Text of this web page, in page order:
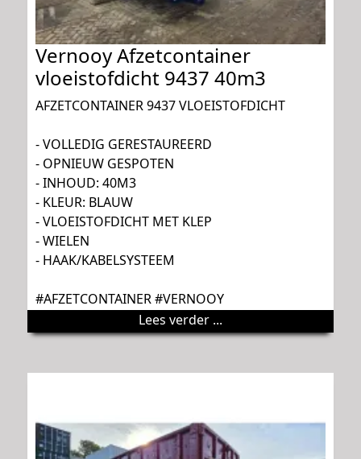
Vernooy Afzetcontainer
vloeistofdicht 9437 40m3
AFZETCONTAINER 9437 VLOEISTOFDICHT
- VOLLEDIG GERESTAUREERD
- OPNIEUW GESPOTEN
- INHOUD: 40M3
- KLEUR: BLAUW
- VLOEISTOFDICHT MET KLEP
- WIELEN
- HAAK/KABELSYSTEEM
#AFZETCONTAINER #VERNOOY
Lees verder ...